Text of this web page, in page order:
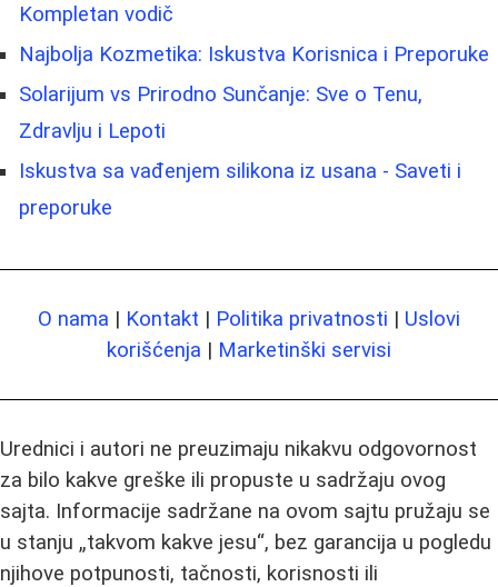
Kompletan vodič
Najbolja Kozmetika: Iskustva Korisnica i Preporuke
Solarijum vs Prirodno Sunčanje: Sve o Tenu,
Zdravlju i Lepoti
Iskustva sa vađenjem silikona iz usana - Saveti i
preporuke
O nama | Kontakt | Politika privatnosti | Uslovi
korišćenja | Marketinški servisi
Urednici i autori ne preuzimaju nikakvu odgovornost
za bilo kakve greške ili propuste u sadržaju ovog
sajta. Informacije sadržane na ovom sajtu pružaju se
u stanju „takvom kakve jesu“, bez garancija u pogledu
njihove potpunosti, tačnosti, korisnosti ili